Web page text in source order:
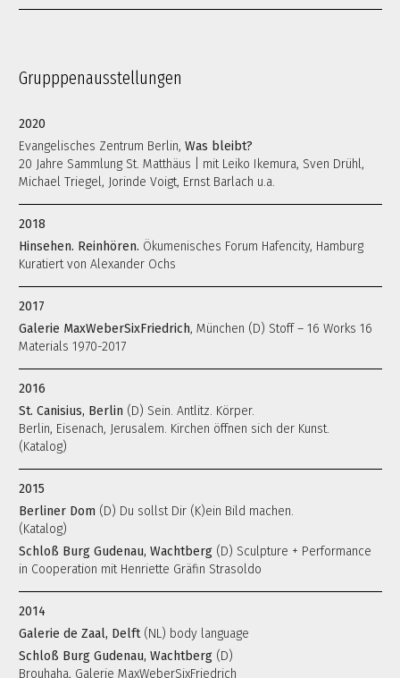
Grupppenausstellungen
2020
Evangelisches Zentrum Berlin, Was bleibt?
20 Jahre Sammlung St. Matthäus | mit Leiko Ikemura, Sven Drühl,
Michael Triegel, Jorinde Voigt, Ernst Barlach u.a.
2018
Hinsehen. Reinhören. Ökumenisches Forum Hafencity, Hamburg
Kuratiert von Alexander Ochs
2017
Galerie MaxWeberSixFriedrich, München (D) Stoff – 16 Works 16
Materials 1970-2017
2016
St. Canisius, Berlin (D) Sein. Antlitz. Körper.
Berlin, Eisenach, Jerusalem. Kirchen öffnen sich der Kunst.
(Katalog)
2015
Berliner Dom (D) Du sollst Dir (K)ein Bild machen.
(Katalog)
Schloß Burg Gudenau, Wachtberg (D) Sculpture + Performance
in Cooperation mit Henriette Gräfin Strasoldo
2014
Galerie de Zaal, Delft(NL) body language
Schloß Burg Gudenau, Wachtberg (D)
Brouhaha, Galerie MaxWeberSixFriedrich